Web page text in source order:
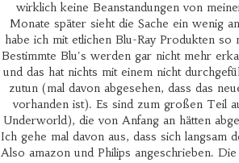
wirklich keine Beanstandungen von
Monate später sieht die Sache ein wenig
habe ich mit etlichen Blu-Ray Produkten so
Bestimmte Blu's werden gar nicht mehr
und das hat nichts mit einem nicht
zutun (mal davon abgesehen, dass das
vorhanden ist). Es sind zum großen Teil
Underworld), die von Anfang an hätten
Ich gehe mal davon aus, dass sich langsam
Also amazon und Philips angeschrieben.